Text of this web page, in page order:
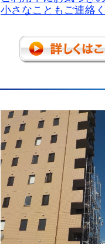
小さなこともご連絡